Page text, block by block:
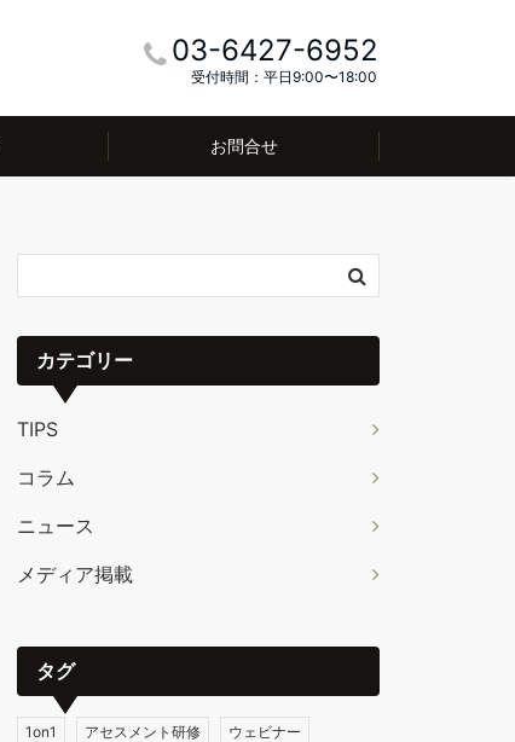
03-6427-6952
受付時間：平日9:00〜18:00
お問合せ
カテゴリー
TIPS
コラム
ニュース
メディア掲載
タグ
1on1 アセスメント研修 ウェビナー